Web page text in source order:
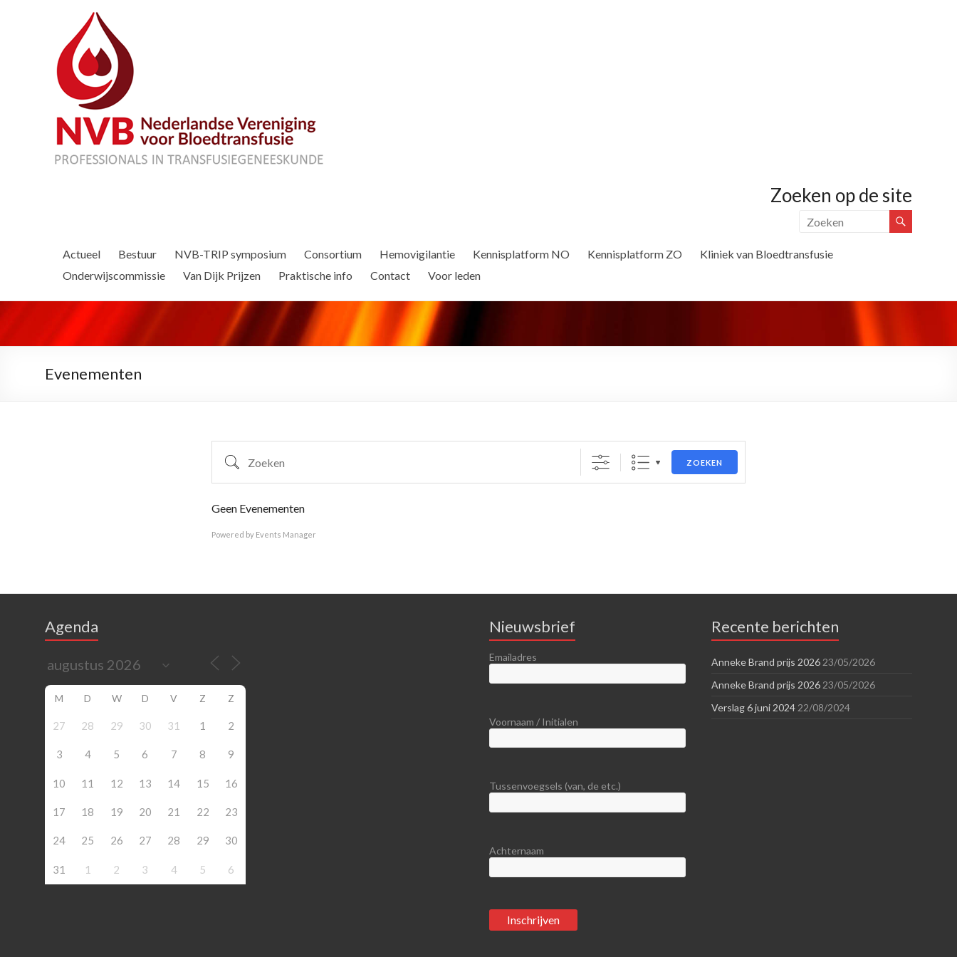
Zoeken op de site
Actueel Bestuur NVB-TRIP symposium Consortium Hemovigilantie Kennisplatform NO Kennisplatform ZO
Kliniek van Bloedtransfusie
Onderwijscommissie
Van Dijk Prijzen Praktische info Contact Voor leden
Evenementen
Zoeken
ZOEKEN
Geen Evenementen
Powered by Events Manager
Agenda
M D W D V Z Z
27 28 29 30 31 1 2
3 4 5 6 7 8 9
10 11 12 13 14 15 16
17 18 19 20 21 22 23
24 25 26 27 28 29 30
31 1 2 3 4 5 6
Nieuwsbrief
Emailadres
Voornaam / Initialen
Tussenvoegsels (van, de etc.)
Achternaam
Recente berichten
Anneke Brand prijs 2026 23/05/2026
Anneke Brand prijs 2026 23/05/2026
Verslag 6 juni 2024 22/08/2024